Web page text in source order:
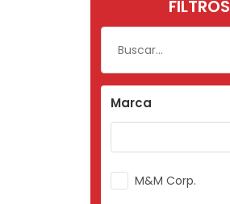
FILTROS
Marca
M&M Corp.